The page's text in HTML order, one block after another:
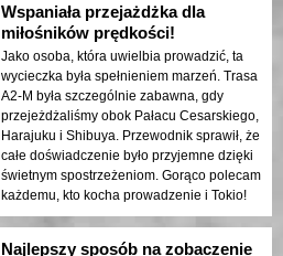
Wspaniała przejażdżka dla
miłośników prędkości!
Jako osoba, która uwielbia prowadzić, ta
wycieczka była spełnieniem marzeń. Trasa
A2-M była szczególnie zabawna, gdy
przejeżdżaliśmy obok Pałacu Cesarskiego,
Harajuku i Shibuya. Przewodnik sprawił, że
całe doświadczenie było przyjemne dzięki
świetnym spostrzeżeniom. Gorąco polecam
każdemu, kto kocha prowadzenie i Tokio!
Najlepszy sposób na zobaczenie